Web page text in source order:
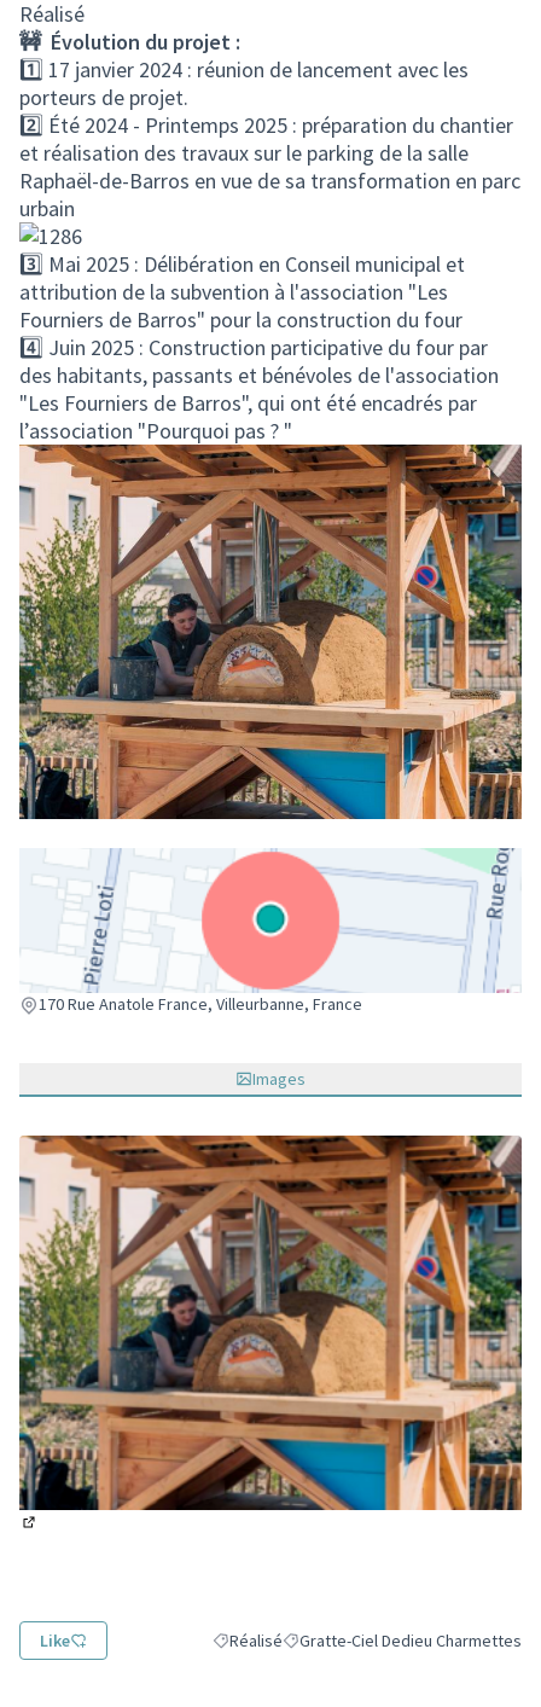
Réalisé
🚧 Évolution du projet :
1️⃣ 17 janvier 2024 : réunion de lancement avec les
porteurs de projet.
2️⃣ Été 2024 - Printemps 2025 : préparation du chantier
et réalisation des travaux sur le parking de la salle
Raphaël-de-Barros en vue de sa transformation en parc
urbain
3️⃣ Mai 2025 : Délibération en Conseil municipal et
attribution de la subvention à l'association "Les
Fourniers de Barros" pour la construction du four
4️⃣ Juin 2025 : Construction participative du four par
des habitants, passants et bénévoles de l'association
"Les Fourniers de Barros", qui ont été encadrés par
l’association "Pourquoi pas ? "
170 Rue Anatole France, Villeurbanne, France
(Lien externe)
Images
Like Filtrer les résultats de la catégorie : Réalisé
RéaliséFiltrer les résultats pour le secteur
Gratte-Ciel Dedieu Charmettes